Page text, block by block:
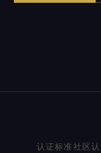
认证标准 社区